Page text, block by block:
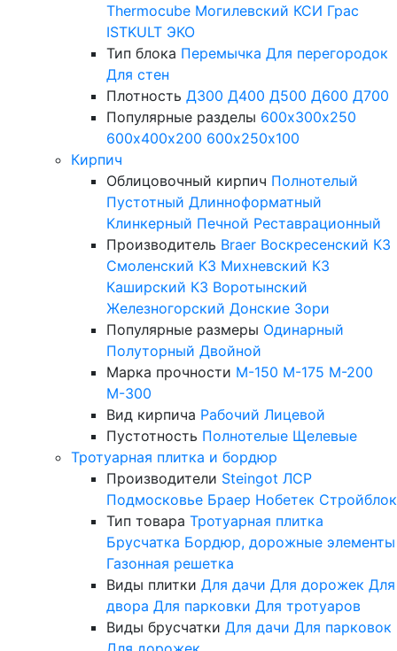
Thermocube Могилевский КСИ Грас
ISTKULT ЭКО
Тип блока Перемычка Для перегородок
Для стен
Плотность Д300 Д400 Д500 Д600 Д700
Популярные разделы 600х300х250
600х400х200 600х250х100
Кирпич
Облицовочный кирпич Полнотелый
Пустотный Длинноформатный
Клинкерный Печной Реставрационный
Производитель Braer Воскресенский КЗ
Смоленский КЗ Михневский КЗ
Каширский КЗ Воротынский
Железногорский Донские Зори
Популярные размеры Одинарный
Полуторный Двойной
Марка прочности М-150 М-175 М-200
М-300
Вид кирпича Рабочий Лицевой
Пустотность Полнотелые Щелевые
Тротуарная плитка и бордюр
Производители Steingot ЛСР
Подмосковье Браер Нобетек Стройблок
Тип товара Тротуарная плитка
Брусчатка Бордюр, дорожные элементы
Газонная решетка
Виды плитки Для дачи Для дорожек Для
двора Для парковки Для тротуаров
Виды брусчатки Для дачи Для парковок